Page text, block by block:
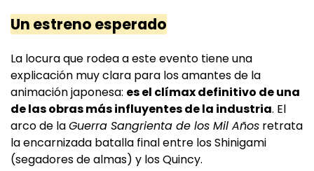
Un estreno esperado
La locura que rodea a este evento tiene una
explicación muy clara para los amantes de la
animación japonesa: es el clímax definitivo de una
de las obras más influyentes de la industria. El
arco de laGuerra Sangrienta de los Mil Años retrata
la encarnizada batalla final entre los Shinigami
(segadores de almas) y los Quincy.